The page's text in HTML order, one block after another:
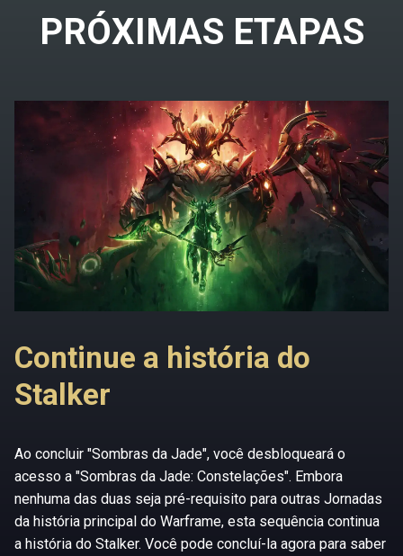
PRÓXIMAS ETAPAS
Continue a história do
Stalker
Ao concluir "Sombras da Jade", você desbloqueará o
acesso a "Sombras da Jade: Constelações". Embora
nenhuma das duas seja pré-requisito para outras Jornadas
da história principal do Warframe, esta sequência continua
a história do Stalker. Você pode concluí-la agora para saber